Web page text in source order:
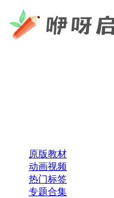
原版教材
动画视频
热门标签
专题合集